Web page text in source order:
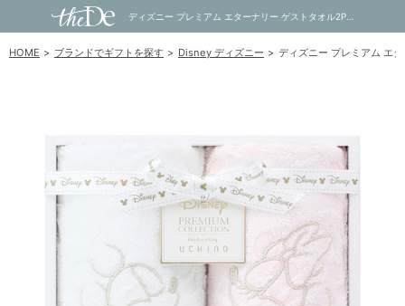
ディズニー プレミアム エターナリー ゲストタオル2P（ミックス）｜内祝い・お祝い・ギフト・贈り物の通販サイトtheDe(ザディー)
HOME ブランドでギフトを探す Disney ディズニー ディズニー プレミアム エ